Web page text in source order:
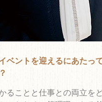
ントを迎えるにあたっ
ことと仕事との両立を